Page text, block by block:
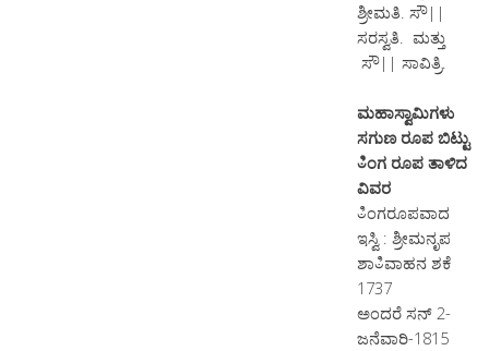
ಶ್ರೀಮತಿ. ಸೌ||
ಸರಸ್ವತಿ. ಮತ್ತು
ಸೌ|| ಸಾವಿತ್ರಿ.
ಮಹಾಸ್ವಾಮಿಗಳು
ಸಗುಣ ರೂಪ ಬಿಟ್ಟು
ಀಿಂಗ ರೂಪ ತಾಳಿದ
ವಿವರ
ಀಿಂಗರೂಪವಾದ
ಇಸ್ವಿ : ಶ್ರೀಮನೃಪ
ಶಾಀಿವಾಹನ ಶಕೆ
1737
ಅಂದರೆ ಸನ್ 2-
ಜನೆವಾರಿ-1815